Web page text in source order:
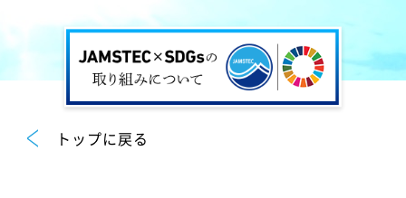
トップに戻る